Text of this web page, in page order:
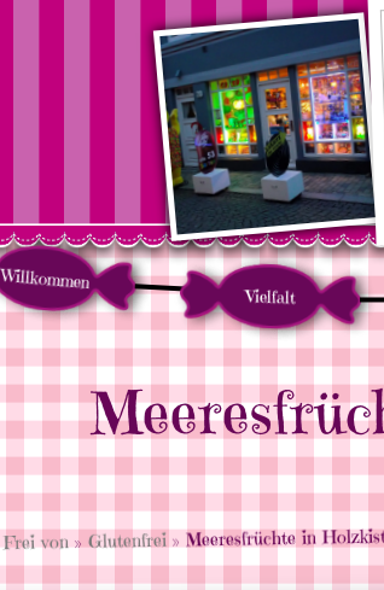
Willkommen
Vielfalt
von»Glutenfrei» Meeresfrüchte in